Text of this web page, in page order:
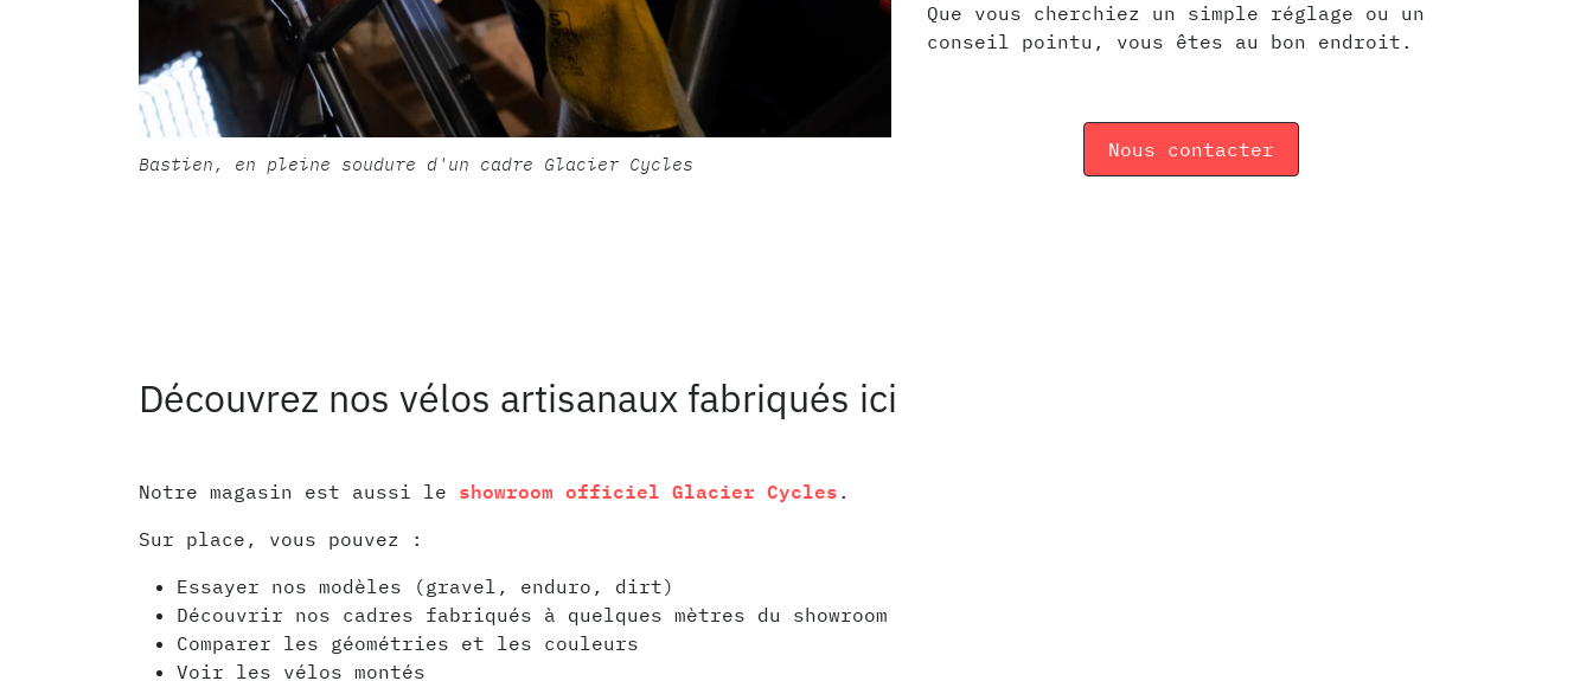
Bastien, en pleine soudure d'un cadre Glacier Cycles
Que vous cherchiez un simple réglage ou un
conseil pointu, vous êtes au bon endroit.
Nous contac​​​​ter
Découvrez nos vélos artisanaux fabriqués ici
Notre magasin est aussi le showroom officiel Glacier Cycles .
Sur place, vous pouvez :
Essayer nos modèles (gravel, enduro, dirt)
Découvrir nos cadres fabriqués à quelques mètres du showroom
Comparer les géométries et les couleurs
Voir les vélos montés